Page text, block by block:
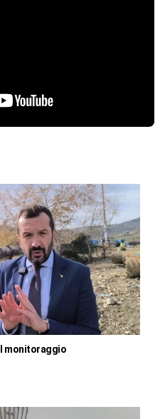
monitoraggio